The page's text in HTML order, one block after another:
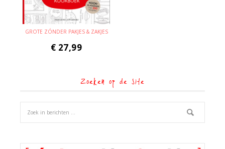
GROTE ZÓNDER PAKJES & ZAKJES
€ 27,99
Zoeken op de site